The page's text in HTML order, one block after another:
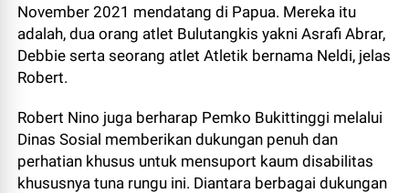
November 2021 mendatang di Papua. Mereka itu
adalah, dua orang atlet Bulutangkis yakni Asrafi Abrar,
Debbie serta seorang atlet Atletik bernama Neldi, jelas
Robert.
Robert Nino juga berharap Pemko Bukittinggi melalui
Dinas Sosial memberikan dukungan penuh dan
perhatian khusus untuk mensuport kaum disabilitas
khususnya tuna rungu ini. Diantara berbagai dukungan